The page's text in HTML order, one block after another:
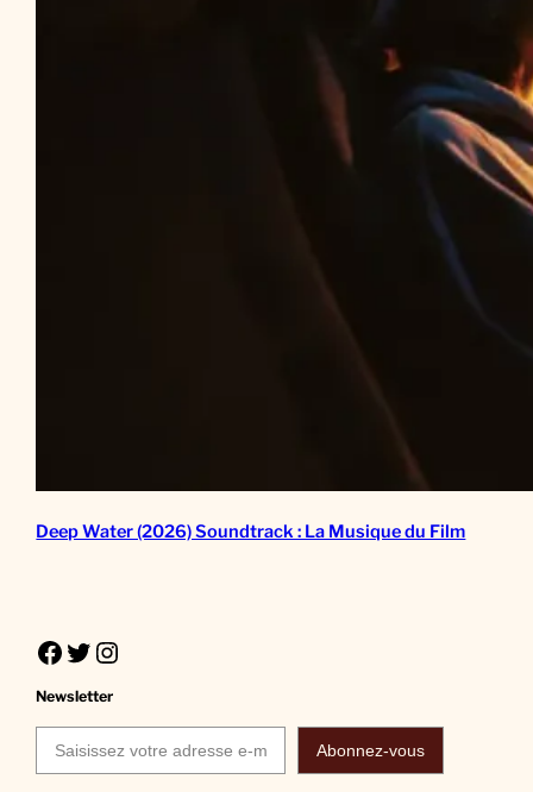
Deep Water (2026) Soundtrack : La Musique du Film
Facebook Twitter Instagram
Newsletter
Saisissez votre adresse e-mail…
Abonnez-vous